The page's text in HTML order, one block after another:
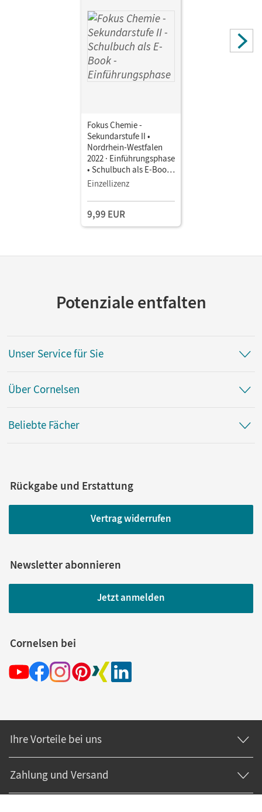
Fokus Chemie -
Sekundarstufe II •
Nordrhein-Westfalen
2022 · Einführungsphase
• Schulbuch als E-Book
Mit Medien
Einzellizenz
9,99 EUR
Potenziale entfalten
Unser Service für Sie
Über Cornelsen
Beliebte Fächer
Rückgabe und Erstattung
Vertrag widerrufen
Newsletter abonnieren
Jetzt anmelden
Cornelsen bei
Ihre Vorteile bei uns
Zahlung und Versand